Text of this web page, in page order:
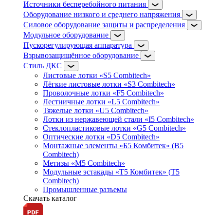
Источники бесперебойного питания
Оборудование низкого и среднего напряжения
Силовое оборудование защиты и распределения
Модульное оборудование
Пускорегулирующая аппаратура
Взрывозащищённое оборудование
Стиль ДКС
Листовые лотки «S5 Combitech»
Лёгкие листовые лотки «S3 Combitech»
Проволочные лотки «F5 Combitech»
Лестничные лотки «L5 Combitech»
Тяжелые лотки «U5 Combitech»
Лотки из нержавеющей стали «I5 Combitech»
Стеклопластиковые лотки «G5 Combitech»
Оптические лотки «D5 Combitech»
Монтажные элементы «Б5 Комбитек» (B5
Combitech)
Метизы «M5 Combitech»
Модульные эстакады «Т5 Комбитек» (T5
Combitech)
Промышленные разъемы
Скачать каталог